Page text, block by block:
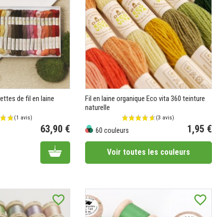
de fil en laine
63,90 €
Add to cart
Fil en laine organique Eco vita 360 teinture
naturelle
60 couleurs 1,95 €
Voir toutes les couleurs
favorite_border favorite_border